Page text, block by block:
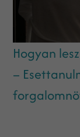
Hogyan
–